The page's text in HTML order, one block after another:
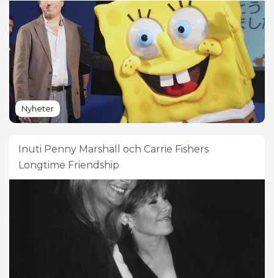
Nyheter
Inuti Penny Marshall och Carrie Fishers
Longtime Friendship